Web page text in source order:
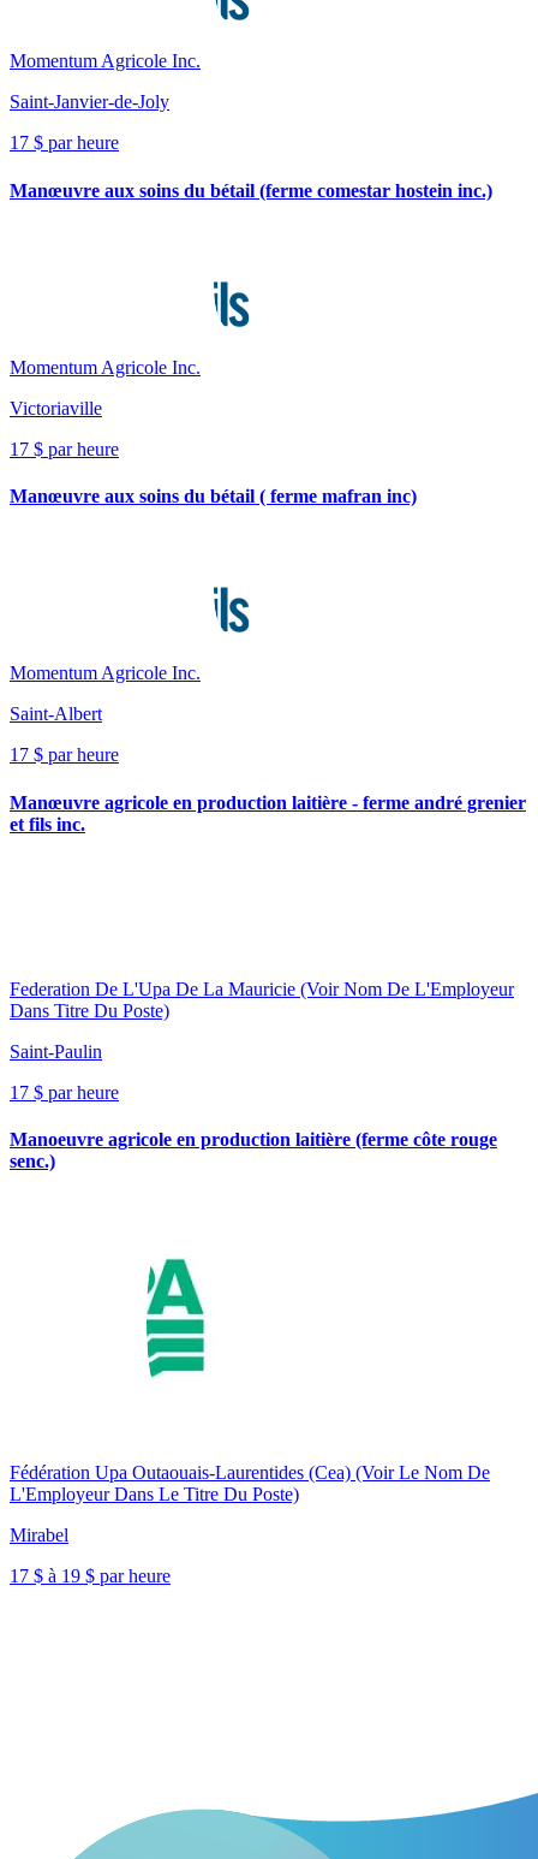
Momentum Agricole Inc.
Saint-Janvier-de-Joly
17 $ par heure
Manœuvre aux soins du bétail (ferme comestar hostein inc.)
Momentum Agricole Inc.
Victoriaville
17 $ par heure
Manœuvre aux soins du bétail ( ferme mafran inc)
Momentum Agricole Inc.
Saint-Albert
17 $ par heure
Manœuvre agricole en production laitière - ferme andré grenier
et fils inc.
Federation De L'Upa De La Mauricie (Voir Nom De L'Employeur
Dans Titre Du Poste)
Saint-Paulin
17 $ par heure
Manoeuvre agricole en production laitière (ferme côte rouge
senc.)
Fédération Upa Outaouais-Laurentides (Cea) (Voir Le Nom De
L'Employeur Dans Le Titre Du Poste)
Mirabel
17 $ à 19 $ par heure